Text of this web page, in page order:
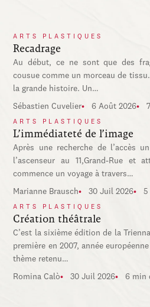
ARTS PLASTIQUES
Recadrage
Au début, ce ne sont que des
cousue comme un morceau de
la grande histoire. Un…
Sébastien Cuvelier 6 Août 2026
ARTS PLASTIQUES
L’immédiateté de l’image
Après une recherche de l’accès
l’ascenseur au 11,Grand-Rue et
commence un voyage à travers…
Marianne Brausch 30 Juil 2026 5
ARTS PLASTIQUES
Création théâtrale
C’est la sixième édition de la
première en 2007, année
thème retenu…
Romina Calò 30 Juil 2026 6 min